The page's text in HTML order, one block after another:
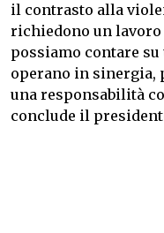
il contrasto alla
richiedono un
possiamo contare
operano in sinergia,
una responsabilità
conclude il